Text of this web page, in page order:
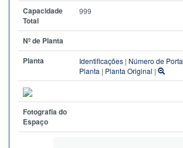
Capacidade
Total
999
Nº de Planta
Planta
Identificações | Número de Porta
Planta | Planta Original |
Fotografia do
Espaço